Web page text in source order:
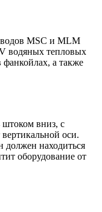
MSC и MLM
водяных тепловых
а также
штоком вниз, с
оси.
должен находиться
оборудование от